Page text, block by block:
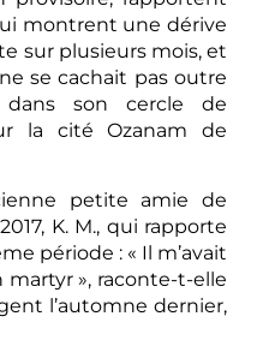
montrent une dérive
sur plusieurs mois, et
se cachait pas outre
son cercle de
la cité Ozanam de
petite amie de
K. M., qui rapporte
période : « Il m’avait
», raconte-t-elle
l’automne dernier,